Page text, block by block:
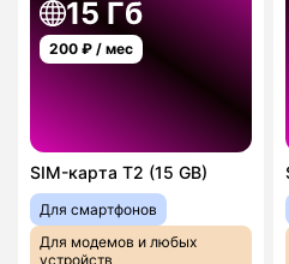
15 Гб
200 ₽ / мес
SIM-карта T2 (15 GB)
Для смартфонов
Для модемов и любых
устройств